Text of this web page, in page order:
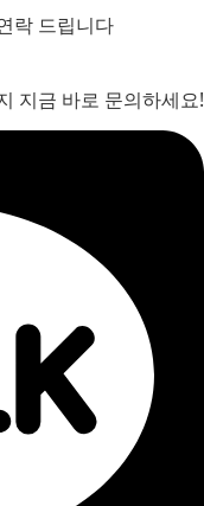
락 드립니다
지금 바로 문의하세요!